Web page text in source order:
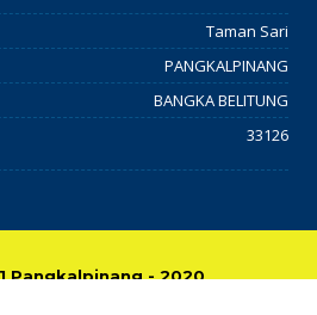
Taman Sari
PANGKALPINANG
BANGKA BELITUNG
33126
Pangkalpinang - 2020